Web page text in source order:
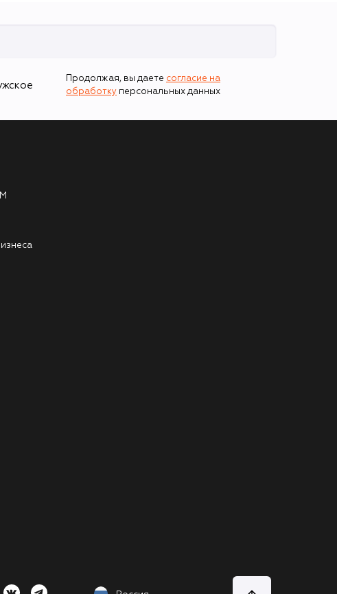
Продолжая, вы даете согласие на
обработку персональных данных